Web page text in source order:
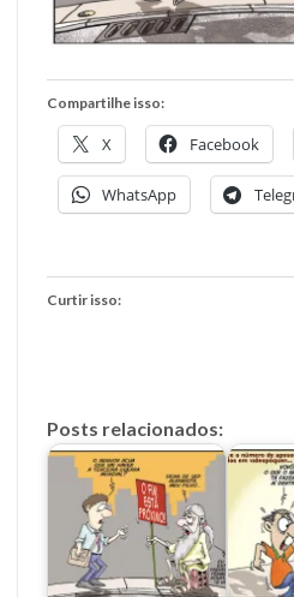
Compartilhe isso:
X Facebook
WhatsApp
Curtir isso:
Posts relacionados: